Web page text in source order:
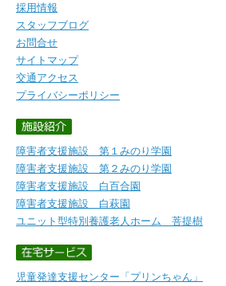
採用情報
スタッフブログ
お問合せ
サイトマップ
交通アクセス
プライバシーポリシー
障害者支援施設 第１みのり学園
障害者支援施設 第２みのり学園
障害者支援施設 白百合園
障害者支援施設 白萩園
ユニット型特別養護老人ホーム 菩提樹
児童発達支援センター「プリンちゃん」